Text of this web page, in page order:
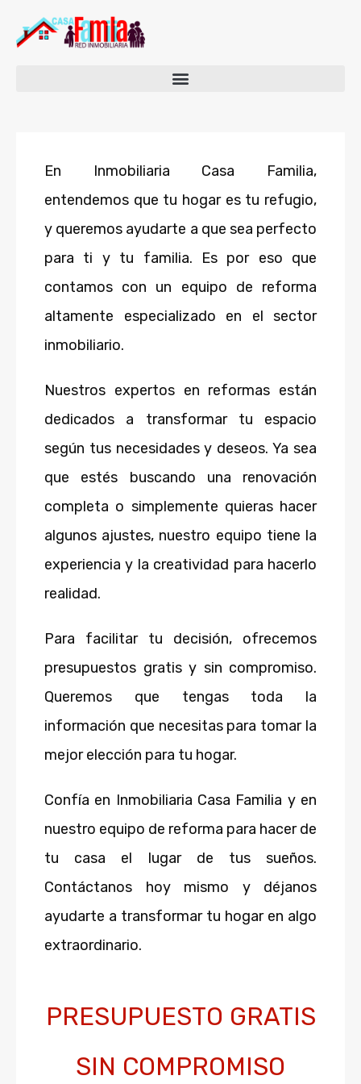
En Inmobiliaria Casa Familia,
entendemos que tu hogar es tu refugio,
y queremos ayudarte a que sea perfecto
para ti y tu familia. Es por eso que
contamos con un equipo de reforma
altamente especializado en el sector
inmobiliario.
Nuestros expertos en reformas están
dedicados a transformar tu espacio
según tus necesidades y deseos. Ya sea
que estés buscando una renovación
completa o simplemente quieras hacer
algunos ajustes, nuestro equipo tiene la
experiencia y la creatividad para hacerlo
realidad.
Para facilitar tu decisión, ofrecemos
presupuestos gratis y sin compromiso.
Queremos que tengas toda la
información que necesitas para tomar la
mejor elección para tu hogar.
Confía en Inmobiliaria Casa Familia y en
nuestro equipo de reforma para hacer de
tu casa el lugar de tus sueños.
Contáctanos hoy mismo y déjanos
ayudarte a transformar tu hogar en algo
extraordinario.
PRESUPUESTO GRATIS
SIN COMPROMISO